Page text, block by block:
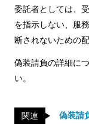
委託者としては、
を指示しない、服
断されないための
偽装請負の詳細に
い。
関連
偽装請